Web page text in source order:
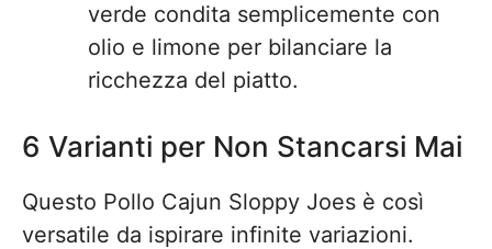
verde condita semplicemente con
olio e limone per bilanciare la
ricchezza del piatto.
6 Varianti per Non Stancarsi Mai
Questo Pollo Cajun Sloppy Joes è così
versatile da ispirare infinite variazioni.